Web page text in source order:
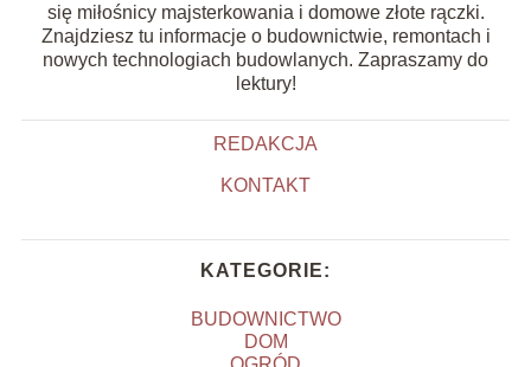
się miłośnicy majsterkowania i domowe złote rączki.
Znajdziesz tu informacje o budownictwie, remontach i
nowych technologiach budowlanych. Zapraszamy do
lektury!
REDAKCJA
KONTAKT
KATEGORIE:
BUDOWNICTWO
DOM